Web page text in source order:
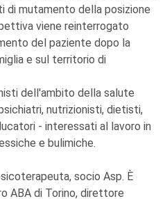
mutamento della posizione
viene reinterrogato
del paziente dopo la
e sul territorio di
dell'ambito della salute
nutrizionisti, dietisti,
- interessati al lavoro in
e bulimiche.
socio Asp. È
ABA di Torino, direttore